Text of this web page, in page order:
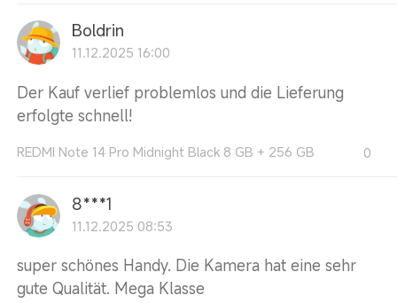
Boldrin
11.12.2025 16:00
Der Kauf verlief problemlos und die Lieferung
erfolgte schnell!
REDMI Note 14 Pro Midnight Black 8 GB + 256 GB 0
8***1
11.12.2025 08:53
super schönes Handy. Die Kamera hat eine sehr
gute Qualität. Mega Klasse